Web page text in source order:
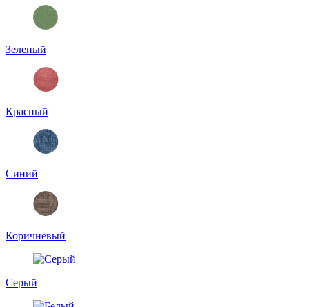
Зеленый
Красный
Синий
Коричневый
Серый